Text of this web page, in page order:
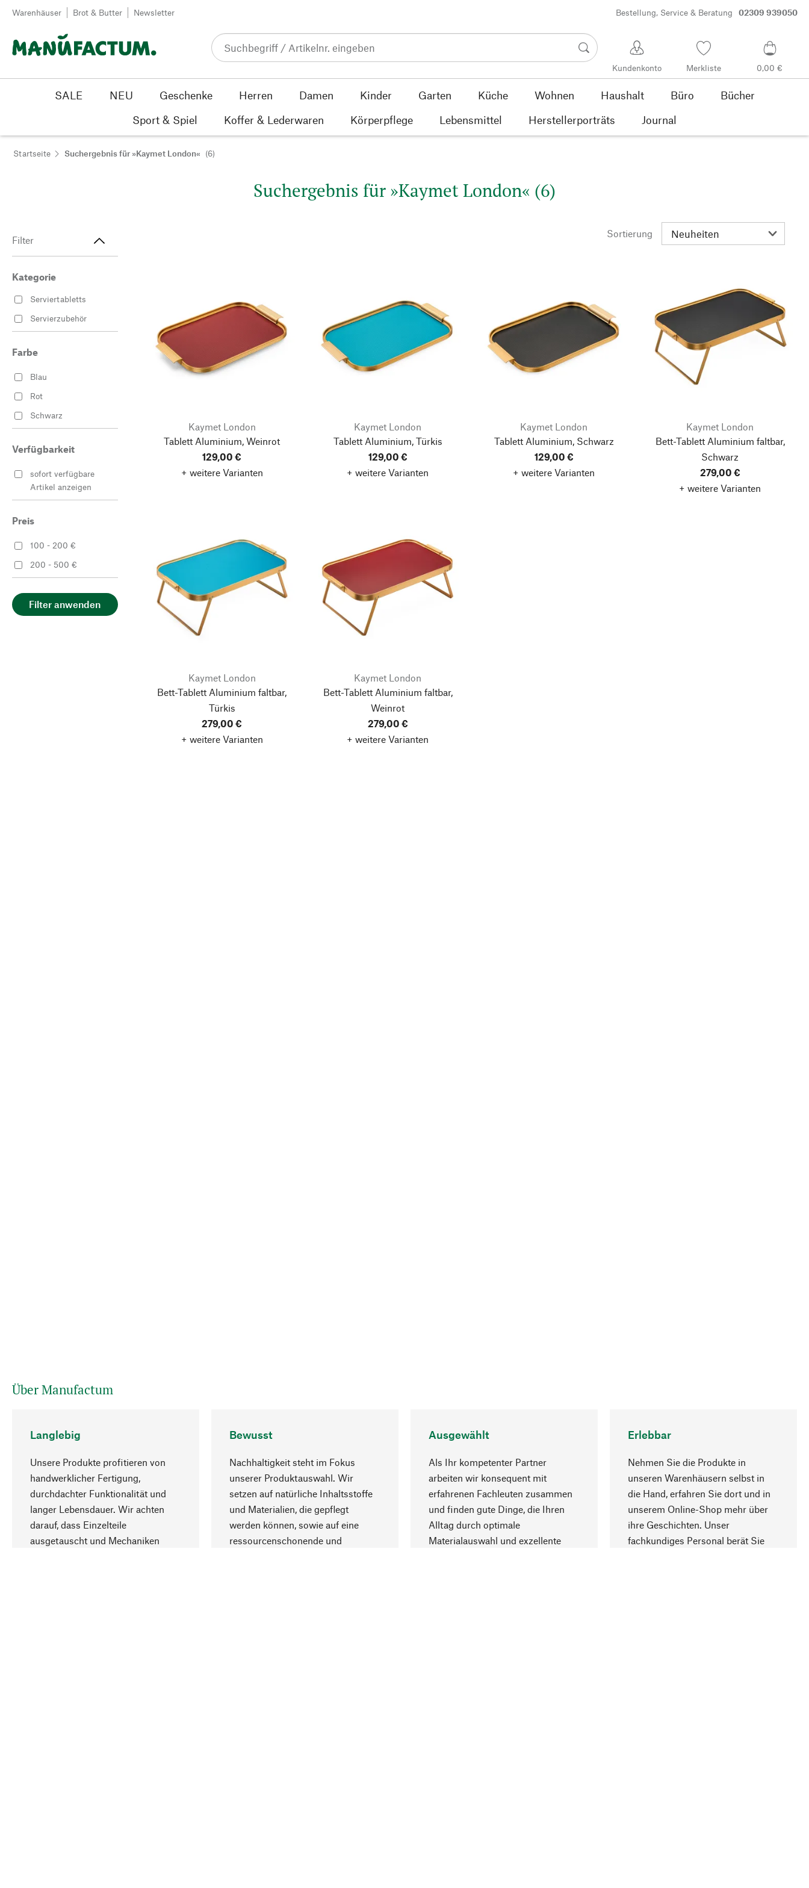
Zum Inhalt springen
Warenhäuser Brot & Butter Newsletter Bestellung, Service & Beratung 02309 939050
Kundenkonto Merkliste 0,00 €
SALE NEU Geschenke Herren Damen Kinder Garten Küche Wohnen Haushalt Büro
Bücher
Sport & Spiel
Koffer & Lederwaren Körperpflege Lebensmittel Herstellerporträts Journal
Startseite Suchergebnis für »Kaymet London« (6)
Suchergebnis für »Kaymet London« (6)
Filter
Kategorie
Serviertabletts
Servierzubehör
Farbe
Blau
Rot
Schwarz
Verfügbarkeit
sofort verfügbare
Artikel anzeigen
Preis
100 - 200 €
200 - 500 €
Filter anwenden
Sortierung
Kaymet London
Tablett Aluminium, Weinrot
129,00 €
+ weitere Varianten
Kaymet London
Tablett Aluminium, Türkis
129,00 €
+ weitere Varianten
Kaymet London
Tablett Aluminium, Schwarz
129,00 €
+ weitere Varianten
Kaymet London
Bett-Tablett Aluminium faltbar,
Schwarz
279,00 €
+ weitere Varianten
Kaymet London
Bett-Tablett Aluminium faltbar,
Türkis
279,00 €
+ weitere Varianten
Kaymet London
Bett-Tablett Aluminium faltbar,
Weinrot
279,00 €
+ weitere Varianten
Über Manufactum
Langlebig
Unsere Produkte profitieren von
handwerklicher Fertigung,
durchdachter Funktionalität und
langer Lebensdauer. Wir achten
darauf, dass Einzelteile
ausgetauscht und Mechaniken
Bewusst
Nachhaltigkeit steht im Fokus
unserer Produktauswahl. Wir
setzen auf natürliche Inhaltsstoffe
und Materialien, die gepflegt
werden können, sowie auf eine
ressourcenschonende und
Ausgewählt
Als Ihr kompetenter Partner
arbeiten wir konsequent mit
erfahrenen Fachleuten zusammen
und finden gute Dinge, die Ihren
Alltag durch optimale
Materialauswahl und exzellente
Erlebbar
Nehmen Sie die Produkte in
unseren Warenhäusern selbst in
die Hand, erfahren Sie dort und in
unserem Online-Shop mehr über
ihre Geschichten. Unser
fachkundiges Personal berät Sie